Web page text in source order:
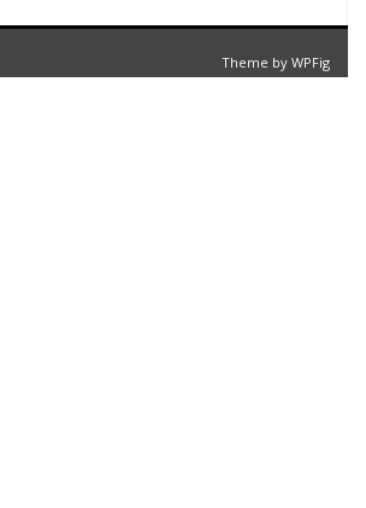
Theme by WPFig